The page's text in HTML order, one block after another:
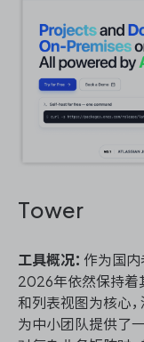
Tower
工具概况： 作为国内
2026年依然保持着
和列表视图为核心
为中小团队提供了